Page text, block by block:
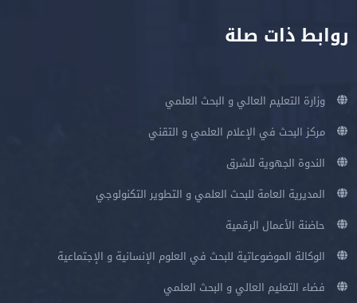
روابط ذات صلة
وزارة التعليم العالي و البحث العلمي
مركز البحث في الإعلام العلمي و التقني
الندوة الجهوية للشرق
المديرية العامة للبحث العلمي و التطوير التكنولوجي
حاضنة الأعمال الرقمية
الوكالة الموضوعاتية للبحث في العلوم الإنسانية و الإجتماعية
فضاء التعليم العالي و البحث العلمي